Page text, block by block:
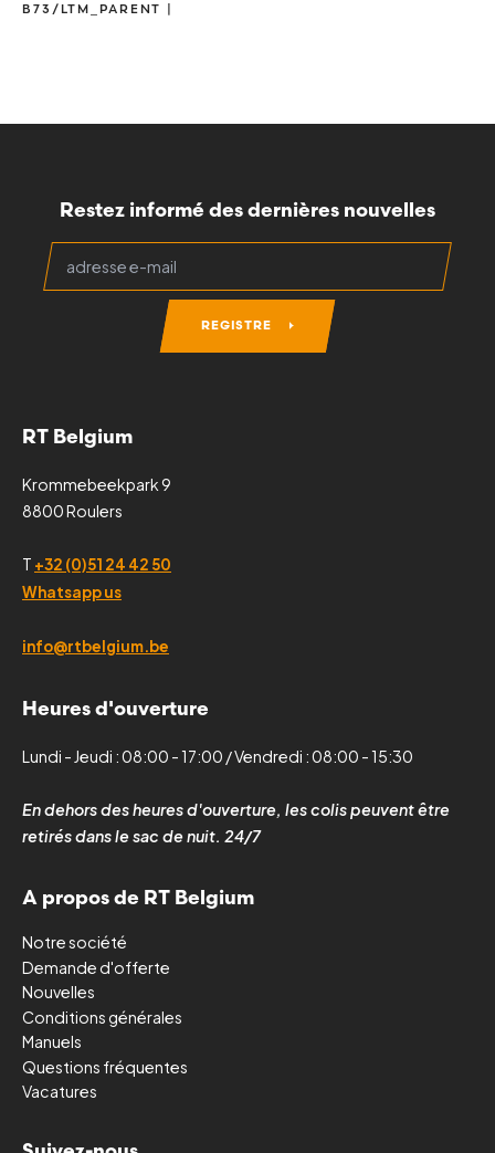
B73/LTM_PARENT |
Restez informé des dernières nouvelles
REGISTRE
RT Belgium
Krommebeekpark 9
8800 Roulers
T +32 (0)51 24 42 50
Whatsapp us
info@rtbelgium.be
Heures d'ouverture
Lundi - Jeudi : 08:00 - 17:00 / Vendredi : 08:00 - 15:30
En dehors des heures d'ouverture, les colis peuvent être
retirés dans le sac de nuit. 24/7
A propos de RT Belgium
Notre société
Demande d'offerte
Nouvelles
Conditions générales
Manuels
Questions fréquentes
Vacatures